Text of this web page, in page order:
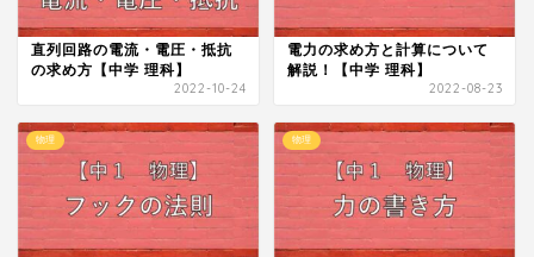
直列回路の電流・電圧・抵抗
の求め方【中学 理科】
2022-10-24
電力の求め方と計算について
解説！【中学 理科】
2022-08-23
物理 物理